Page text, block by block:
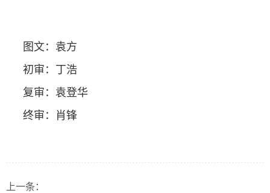
图文：袁方
初审：丁浩
复审：袁登华
终审：肖锋
上一条：